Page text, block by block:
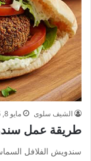
الشيف سلوى مايو 8, 2025
طريقة عمل
سندويش الفلافل